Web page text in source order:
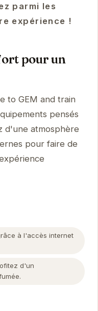
parmi les
expérience !
pour un
to GEM and train
pensés
d'une atmosphère
pour faire de
à l'accès internet
d'un